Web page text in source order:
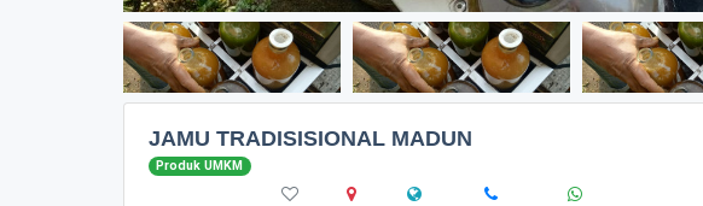
JAMU TRADISISIONAL MADUN
Produk UMKM